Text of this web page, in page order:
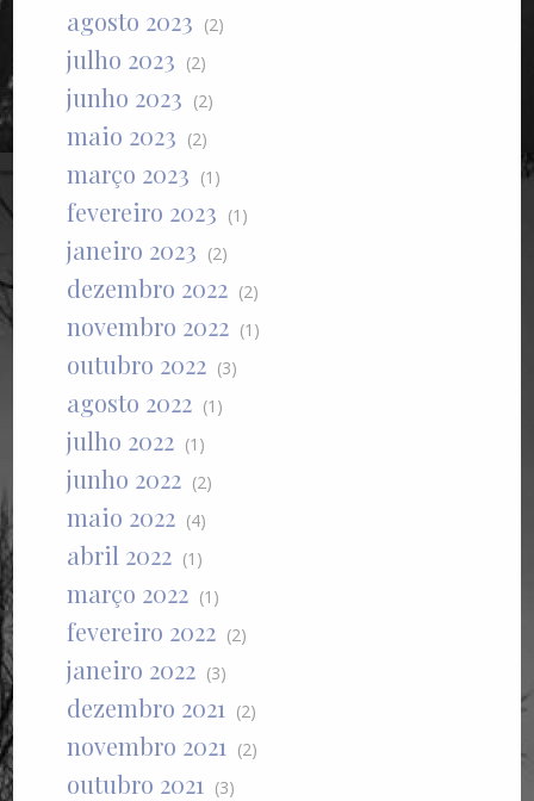
agosto 2023 (2)
julho 2023 (2)
junho 2023 (2)
maio 2023 (2)
março 2023 (1)
fevereiro 2023 (1)
janeiro 2023 (2)
dezembro 2022 (2)
novembro 2022 (1)
outubro 2022 (3)
agosto 2022 (1)
julho 2022 (1)
junho 2022 (2)
maio 2022 (4)
abril 2022 (1)
março 2022 (1)
fevereiro 2022 (2)
janeiro 2022 (3)
dezembro 2021 (2)
novembro 2021 (2)
outubro 2021 (3)